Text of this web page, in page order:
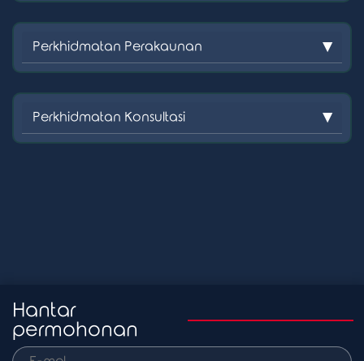
Perkhidmatan Perakaunan
Perkhidmatan Konsultasi
Hantar
permohonan